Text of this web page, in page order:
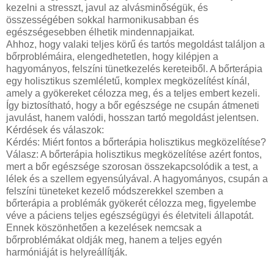
kezelni a stresszt, javul az alvásminőségük, és
összességében sokkal harmonikusabban és
egészségesebben élhetik mindennapjaikat.
Ahhoz, hogy valaki teljes körű és tartós megoldást találjon a
bőrproblémáira, elengedhetetlen, hogy kilépjen a
hagyományos, felszíni tünetkezelés kereteiből. A bőrterápia
egy holisztikus szemléletű, komplex megközelítést kínál,
amely a gyökereket célozza meg, és a teljes embert kezeli.
Így biztosítható, hogy a bőr egészsége ne csupán átmeneti
javulást, hanem valódi, hosszan tartó megoldást jelentsen.
Kérdések és válaszok:
Kérdés: Miért fontos a bőrterápia holisztikus megközelítése?
Válasz: A bőrterápia holisztikus megközelítése azért fontos,
mert a bőr egészsége szorosan összekapcsolódik a test, a
lélek és a szellem egyensúlyával. A hagyományos, csupán a
felszíni tüneteket kezelő módszerekkel szemben a
bőrterápia a problémák gyökerét célozza meg, figyelembe
véve a páciens teljes egészségügyi és életviteli állapotát.
Ennek köszönhetően a kezelések nemcsak a
bőrproblémákat oldják meg, hanem a teljes egyén
harmóniáját is helyreállítják.